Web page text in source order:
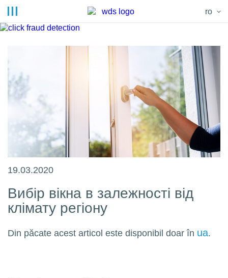
ro
19.03.2020
Вибір вікна в залежності від
клімату регіону
Din păcate acest articol este disponibil doar în ua.